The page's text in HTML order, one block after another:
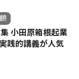
小田原箱根起業
践的講義が人気